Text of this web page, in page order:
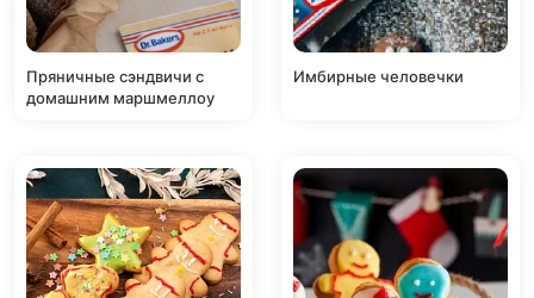
Пряничные сэндвичи с
домашним маршмеллоу
Имбирные человечки